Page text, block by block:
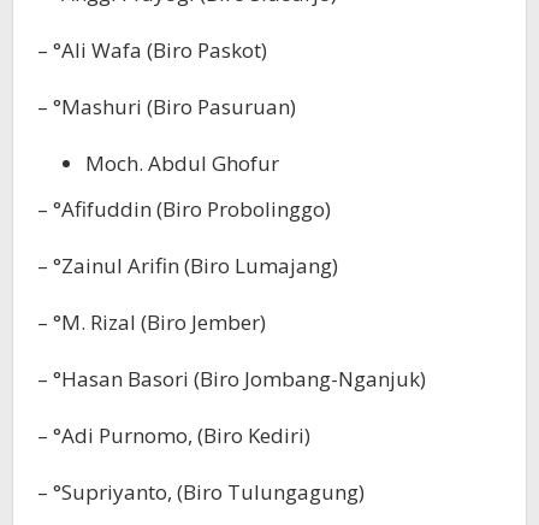
– °Ali Wafa (Biro Paskot)
– °Mashuri (Biro Pasuruan)
Moch. Abdul Ghofur
– °Afifuddin (Biro Probolinggo)
– °Zainul Arifin (Biro Lumajang)
– °M. Rizal (Biro Jember)
– °Hasan Basori (Biro Jombang-Nganjuk)
– °Adi Purnomo, (Biro Kediri)
– °Supriyanto, (Biro Tulungagung)